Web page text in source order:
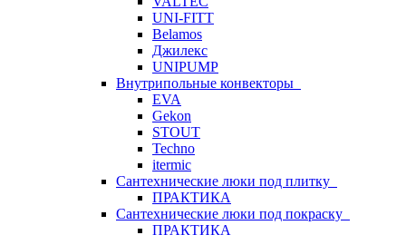
UNI-FITT
Belamos
Джилекс
UNIPUMP
Внутрипольные конвекторы
EVA
Gekon
STOUT
Techno
itermic
Сантехнические люки под плитку
ПРАКТИКА
Сантехнические люки под покраску
ПРАКТИКА